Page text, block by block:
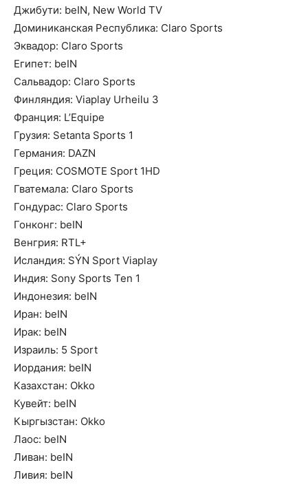
Джибути: beIN, New World TV
Доминиканская Республика: Claro Sports
Эквадор: Claro Sports
Египет: beIN
Сальвадор: Claro Sports
Финляндия: Viaplay Urheilu 3
Франция: L’Equipe
Грузия: Setanta Sports 1
Германия: DAZN
Греция: COSMOTE Sport 1HD
Гватемала: Claro Sports
Гондурас: Claro Sports
Гонконг: beIN
Венгрия: RTL+
Исландия: SÝN Sport Viaplay
Индия: Sony Sports Ten 1
Индонезия: beIN
Иран: beIN
Ирак: beIN
Израиль: 5 Sport
Иордания: beIN
Казахстан: Okko
Кувейт: beIN
Кыргызстан: Okko
Лаос: beIN
Ливан: beIN
Ливия: beIN